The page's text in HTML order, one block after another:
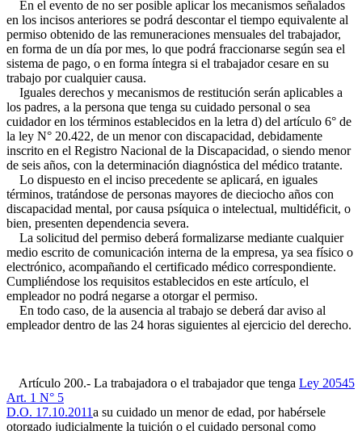
En el evento de no ser posible aplicar los mecanismos señalados
en los incisos anteriores se podrá descontar el tiempo equivalente al
permiso obtenido de las remuneraciones mensuales del trabajador,
en forma de un día por mes, lo que podrá fraccionarse según sea el
sistema de pago, o en forma íntegra si el trabajador cesare en su
trabajo por cualquier causa.
Iguales derechos y mecanismos de restitución serán aplicables a
los padres, a la persona que tenga su cuidado personal o sea
cuidador en los términos establecidos en la letra d) del artículo 6° de
la ley N° 20.422, de un menor con discapacidad, debidamente
inscrito en el Registro Nacional de la Discapacidad, o siendo menor
de seis años, con la determinación diagnóstica del médico tratante.
Lo dispuesto en el inciso precedente se aplicará, en iguales
términos, tratándose de personas mayores de dieciocho años con
discapacidad mental, por causa psíquica o intelectual, multidéficit, o
bien, presenten dependencia severa.
La solicitud del permiso deberá formalizarse mediante cualquier
medio escrito de comunicación interna de la empresa, ya sea físico o
electrónico, acompañando el certificado médico correspondiente.
Cumpliéndose los requisitos establecidos en este artículo, el
empleador no podrá negarse a otorgar el permiso.
En todo caso, de la ausencia al trabajo se deberá dar aviso al
empleador dentro de las 24 horas siguientes al ejercicio del derecho.
Artículo 200.- La trabajadora o el trabajador que tenga Ley 20545
Art. 1 N° 5
D.O. 17.10.2011a su cuidado un menor de edad, por habérsele
otorgado judicialmente la tuición o el cuidado personal como